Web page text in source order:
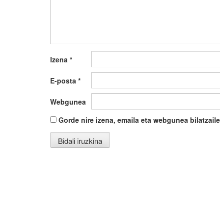
Izena *
E-posta *
Webgunea
Gorde nire izena, emaila eta webgunea